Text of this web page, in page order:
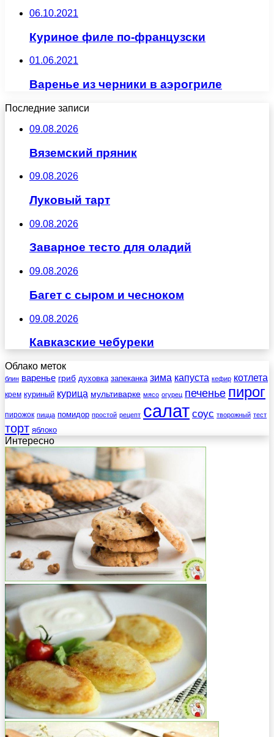
06.10.2021
Куриное филе по-французски
01.06.2021
Варенье из черники в аэрогриле
Последние записи
09.08.2026
Вяземский пряник
09.08.2026
Луковый тарт
09.08.2026
Заварное тесто для оладий
09.08.2026
Багет с сыром и чесноком
09.08.2026
Кавказские чебуреки
Облако меток
блин варенье гриб духовка запеканка зима капуста кефир котлета
крем куриный курица мультиварке мясо огурец печенье пирог
пирожок пицца помидор простой рецепт салат соус творожный тест
торт яблоко
Интересно